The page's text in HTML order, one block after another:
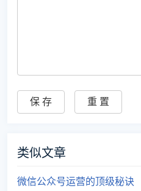
类似文章
微信公众号运营的顶级秘诀